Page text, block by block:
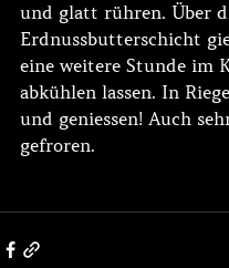
und glatt rühren. Über
Erdnussbutterschicht
eine weitere Stunde im
abkühlen lassen. In
und geniessen! Auch
gefroren.